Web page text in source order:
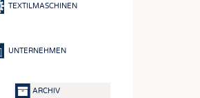
TEXTILMASCHINEN
UNTERNEHMEN
ARCHIV